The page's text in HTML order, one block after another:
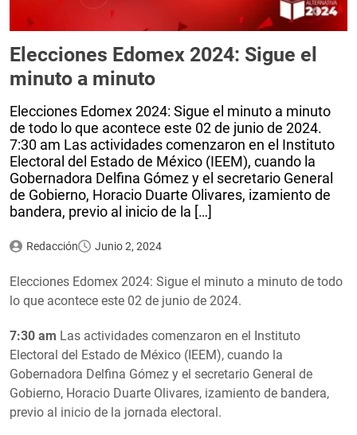
Elecciones Edomex 2024: Sigue el
minuto a minuto
Elecciones Edomex 2024: Sigue el minuto a minuto
de todo lo que acontece este 02 de junio de 2024.
7:30 am Las actividades comenzaron en el Instituto
Electoral del Estado de México (IEEM), cuando la
Gobernadora Delfina Gómez y el secretario General
de Gobierno, Horacio Duarte Olivares, izamiento de
bandera, previo al inicio de la […]
Redacción Junio 2, 2024
Elecciones Edomex 2024: Sigue el minuto a minuto de todo
lo que acontece este 02 de junio de 2024.
7:30 am Las actividades comenzaron en el Instituto
Electoral del Estado de México (IEEM), cuando la
Gobernadora Delfina Gómez y el secretario General de
Gobierno, Horacio Duarte Olivares, izamiento de bandera,
previo al inicio de la jornada electoral.